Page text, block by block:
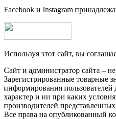
Facebook и Instagram
Используя этот сайт, вы
Сайт и администратор сайта –
Зарегистрированные товарные
информирования
характер и ни при каких
производителей
Все права на опубликованный